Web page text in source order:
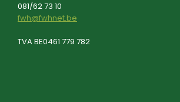
081/62 73 10
fwh@fwhnet.be
TVA BE0461 779 782